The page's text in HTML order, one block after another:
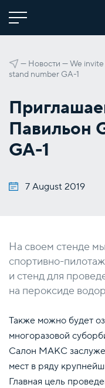
— Новости —We
stand number GA-1
Павильон
GA-1
7 August 2019
На своем стенде
спортивно-
и стенд для
на пероксиде
Также можно будет
многоразовой
Салон МАКС
мест в ряду
Главная цель